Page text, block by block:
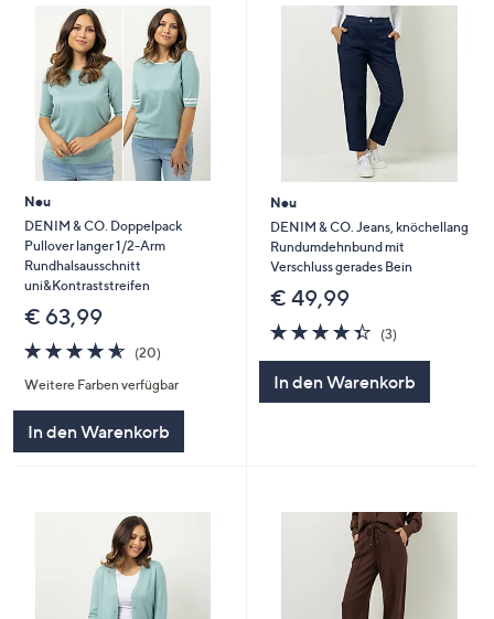
Neu
DENIM & CO. Doppelpack
Pullover langer 1/2-Arm
Rundhalsausschnitt
uni&Kontraststreifen
€ 63,99
4.5
von
5
(20)
Weitere Farben verfügbar
In den Warenkorb
Neu
DENIM & CO. Jeans, knöchellang
Rundumdehnbund mit
Verschluss gerades Bein
€ 49,99
4.3
von
5
(3)
In den Warenkorb